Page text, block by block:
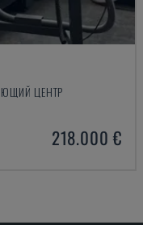
ЦЕНТР
218.000 €